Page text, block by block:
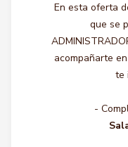
En esta oferta
que se
acompañarte
te
-